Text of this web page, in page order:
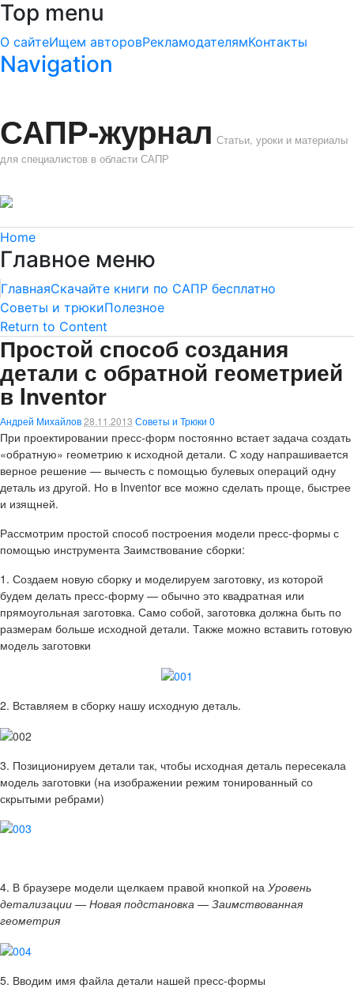
Top menu
О сайтеИщем авторовРекламодателямКонтакты
Navigation
САПР-журнал Статьи, уроки и материалы
для специалистов в области САПР
Home
Главное меню
ГлавнаяСкачайте книги по САПР бесплатно
Советы и трюкиПолезное
Return to Content
Простой способ создания
детали с обратной геометрией
в Inventor
Андрей Михайлов28.11.2013 Советы и Трюки 0
При проектировании пресс-форм постоянно встает задача создать
«обратную» геометрию к исходной детали. С ходу напрашивается
верное решение — вычесть с помощью булевых операций одну
деталь из другой. Но в Inventor все можно сделать проще, быстрее
и изящней.
Рассмотрим простой способ построения модели пресс-формы с
помощью инструмента Заимствование сборки:
1. Создаем новую сборку и моделируем заготовку, из которой
будем делать пресс-форму — обычно это квадратная или
прямоугольная заготовка. Само собой, заготовка должна быть по
размерам больше исходной детали. Также можно вставить готовую
модель заготовки
2. Вставляем в сборку нашу исходную деталь.
3. Позиционируем детали так, чтобы исходная деталь пересекала
модель заготовки (на изображении режим тонированный со
скрытыми ребрами)
4. В браузере модели щелкаем правой кнопкой на Уровень
детализации — Новая подстановка — Заимствованная
геометрия
5. Вводим имя файла детали нашей пресс-формы